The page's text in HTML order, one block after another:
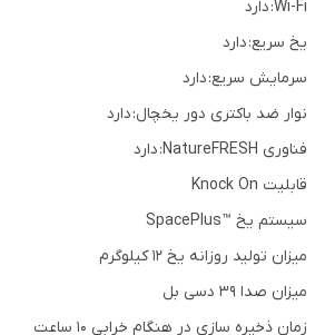
Wi-Fi: دارد
یخ سریع: دارد
سرمایش سریع: دارد
نوار ضد باکتری دور یخچال: دارد
فناوری NatureFRESH: دارد
قابلیت Knock On
سیستم یخ ™SpacePlus
میزان تولید روزانه یخ 12 کیلوگرم
میزان صدا 39 دسی بل
زمان ذخیره سازی در هنگام خرابی 10 ساعت